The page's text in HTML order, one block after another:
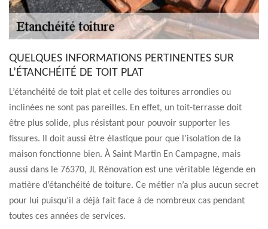
QUELQUES INFORMATIONS PERTINENTES SUR
L’ÉTANCHÉITÉ DE TOIT PLAT
L’étanchéité de toit plat et celle des toitures arrondies ou
inclinées ne sont pas pareilles. En effet, un toit-terrasse doit
être plus solide, plus résistant pour pouvoir supporter les
fissures. Il doit aussi être élastique pour que l’isolation de la
maison fonctionne bien. À Saint Martin En Campagne, mais
aussi dans le 76370, JL Rénovation est une véritable légende en
matière d’étanchéité de toiture. Ce métier n’a plus aucun secret
pour lui puisqu’il a déjà fait face à de nombreux cas pendant
toutes ces années de services.